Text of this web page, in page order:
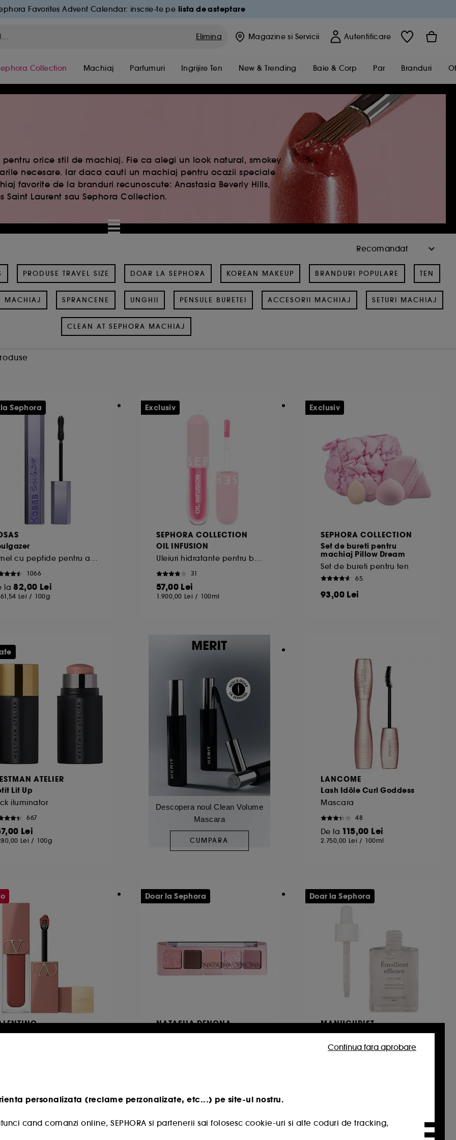
Favorites Advent Calendar: inscrie-te pe lista de asteptare
Elimina Magazinesi Servicii Autentificare
Collection Machiaj Parfumuri Ingrijire Ten New & Trending Baie & Corp Par Branduri
orice stil de machiaj. Fie ca alegi un look natural, smokey
necesare. Iar daca cauti un machiaj pentru ocazii speciale
favorite de la branduri recunoscute: Anastasia Beverly Hills,
Saint Laurent sau Sephora Collection.
PRODUSE TRAVEL SIZE DOAR LA SEPHORA KOREAN MAKEUP BRANDURI POPULARE TEN
MACHIAJ SPRANCENE UNGHII PENSULE BURETEI ACCESORII MACHIAJ SETURI MACHIAJ
CLEAN AT SEPHORA MACHIAJ
1066
la82,00 Lei
Lei / 100g
Sephora
SEPHORA COLLECTION
OIL INFUSION
31
57,00 Lei
1.900,00 Lei / 100ml
Exclusiv
SEPHORA COLLECTION
Set de bureti pentru
machiaj Pillow Dream
Set de bureti pentru ten
65
93,00 Lei
Exclusiv
ATELIER
Lit Up
iluminator
667
Lei
Lei / 100g
Descopera noul Clean Volume
Mascara
CUMPARA
LANCOME
Lash Idôle Curl Goddess
Mascara
48
De la 115,00 Lei
2.750,00 Lei / 100ml
/
NATASHA DENONA
Mini Rose Palette
Doar la Sephora
MANUCURIST
Nail Care
Doar la Sephora
personalizata (reclame perzonalizate, etc...) pe site-ul nostru.
cand comanzi online, SEPHORA si partenerii sai folosesc cookie-uri si alte coduri de tracking,
Continua fara aprobare